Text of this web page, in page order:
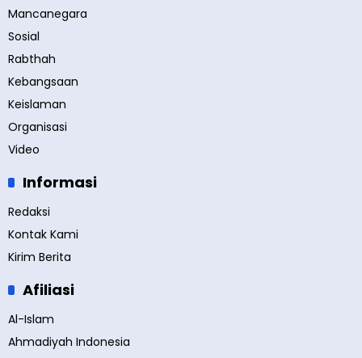
Mancanegara
Sosial
Rabthah
Kebangsaan
Keislaman
Organisasi
Video
Informasi
Redaksi
Kontak Kami
Kirim Berita
Afiliasi
Al-Islam
Ahmadiyah Indonesia